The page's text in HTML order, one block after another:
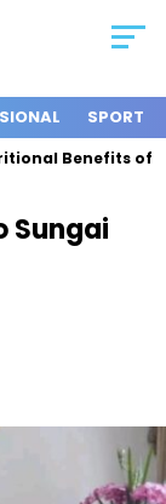
SPORT
Benefits of
Sungai